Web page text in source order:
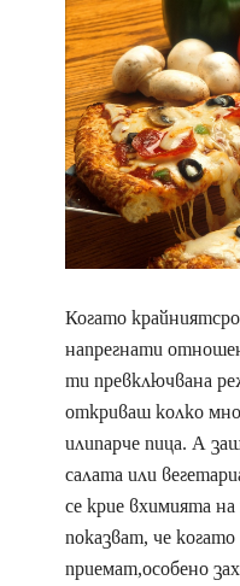
Когато
напрегнати
ти превключвана
откриваш колко
илипарче пица. А
салата или
се крие вхимията
показват, че
приемат,особено